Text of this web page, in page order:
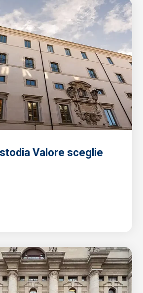
Valore sceglie